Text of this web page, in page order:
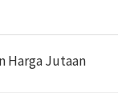
Harga Jutaan